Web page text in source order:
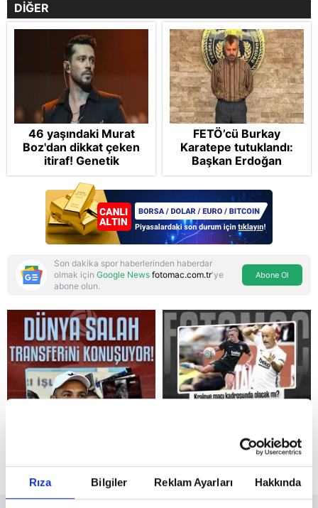
Rıza Bilgiler Reklam Ayarları Hakkında
Reddet
DİĞER
46 yaşındaki Murat
Boz'dan dikkat çeken
itiraf! Genetik
korkusunu açıkladı
FETÖ’cü Burkay
Karatepe tutuklandı:
Başkan Erdoğan
şikayetçi oldu
Son dakika spor haberlerinden haberdar
olmak için Google News fotomac.com.tr'ye
abone olun.
Abone Ol